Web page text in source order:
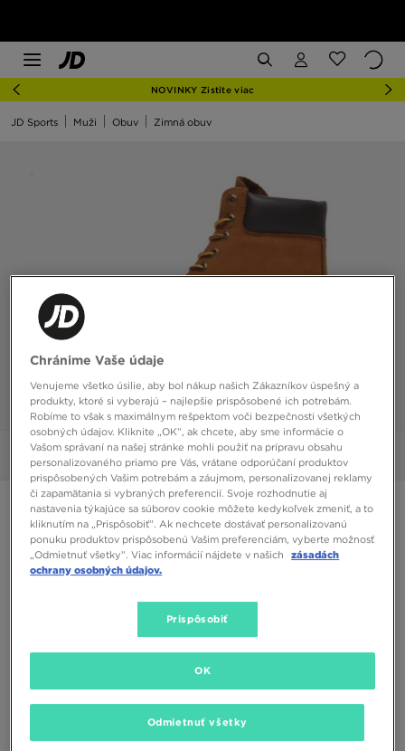
NOVINKY Zistite viac
JD Sports Muži Obuv Zimná obuv
Obrázky 360°
TIMBERLAND PREMIUM 6 INCH BOOT
149,00 €
EU US
41,5 42 43 43,5 44
Chránime Vaše údaje
Venujeme všetko úsilie, aby bol nákup našich Zákazníkov úspešný a
produkty, ktoré si vyberajú – najlepšie prispôsobené ich potrebám.
Robíme to však s maximálnym rešpektom voči bezpečnosti všetkých
osobných údajov. Kliknite „OK”, ak chcete, aby sme informácie o
Vašom správaní na našej stránke mohli použiť na prípravu obsahu
personalizovaného priamo pre Vás, vrátane odporúčaní produktov
prispôsobených Vašim potrebám a záujmom, personalizovanej reklamy
či zapamätania si vybraných preferencií. Svoje rozhodnutie aj
nastavenia týkajúce sa súborov cookie môžete kedykoľvek zmeniť, a to
kliknutím na „Prispôsobiť”. Ak nechcete dostávať personalizovanú
ponuku produktov prispôsobenú Vašim preferenciám, vyberte možnosť
„Odmietnuť všetky”. Viac informácií nájdete v našich
zásadách
ochrany osobných údajov.
Prispôsobiť
Odmietnuť všetky
OK